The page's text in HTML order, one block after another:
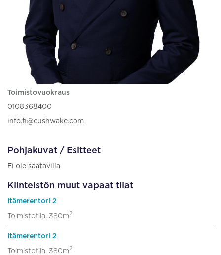
Toimistovuokraus
0108368400
info.fi@cushwake.com
Pohjakuvat / Esitteet
Ei ole saatavilla
Kiinteistön muut vapaat tilat
Itämerentori 2
Toimistotila, 380m2
Itämerentori 2
Toimistotila, 380m2